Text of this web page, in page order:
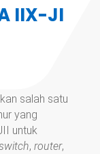
IIX-JI
salah satu
yang
untuk
, router,